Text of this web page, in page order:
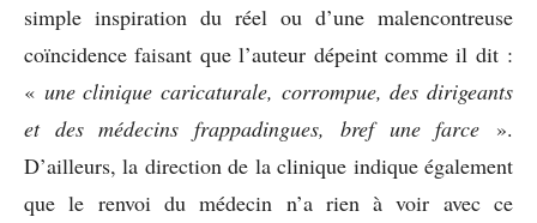
simple inspiration du réel ou d’une malencontreuse
coïncidence faisant que l’auteur dépeint comme il dit :
« une clinique caricaturale, corrompue, des dirigeants
et des médecins frappadingues, bref une farce ».
D’ailleurs, la direction de la clinique indique également
que le renvoi du médecin n’a rien à voir avec ce